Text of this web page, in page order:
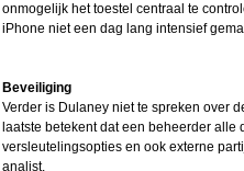
onmogelijk het toestel centraal te
iPhone niet een dag lang intensief
Beveiliging
Verder is Dulaney niet te spreken over
laatste betekent dat een beheerder
versleutelingsopties en ook externe
analist.